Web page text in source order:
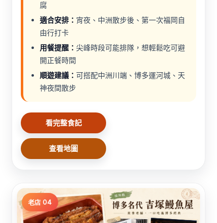
腐
適合安排： 宵夜、中洲散步後、第一次福岡自
由行打卡
用餐提醒： 尖峰時段可能排隊，想輕鬆吃可避
開正餐時間
順遊建議： 可搭配中洲川端、博多運河城、天
神夜間散步
看完整食記
查看地圖
老店 04